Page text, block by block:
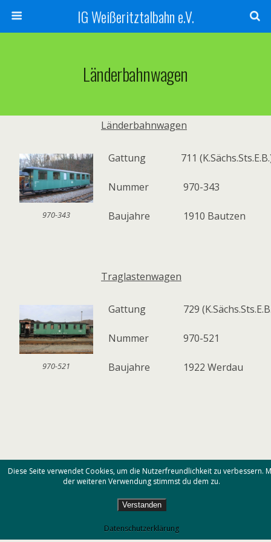
IG Weißeritztalbahn e.V.
Länderbahnwagen
970-343
Länderbahnwagen
Gattung 711
Nummer 970-343
Baujahre 1910 Bautzen
970-521
Traglastenwagen
Gattung 729
Nummer 970-521
Baujahre 1922 Werdau
Zum Seitenanfang
Diese Seite verwendet Cookies, um die Nutzerfreundlichkeit zu verbessern.
der weiteren Verwendung stimmst du dem zu.
Verstanden
Datenschutzerklärung